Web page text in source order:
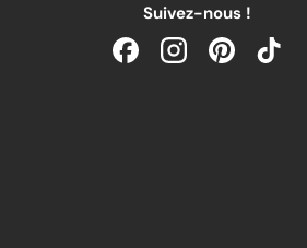
Suivez-nous !
FacebookInstagramPinterestTikTok